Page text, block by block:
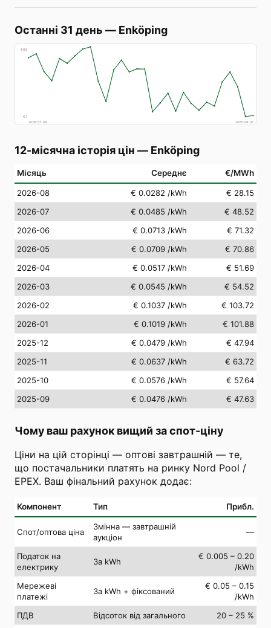
Останні 31 день — Enköping
€83
€7
2026-07-09
2026-08-07
12-місячна історія цін — Enköping
Місяць Середнє €/MWh
2026-08 € 0.0282 /kWh
€ 28.15
2026-07
€ 0.0485 /kWh
€ 48.52
2026-06
€ 0.0713 /kWh
€ 71.32
2026-05
€ 0.0709 /kWh
€ 70.86
2026-04
€ 0.0517 /kWh
€ 51.69
2026-03
€ 0.0545 /kWh
€ 54.52
2026-02
€ 0.1037 /kWh
€ 103.72
2026-01
€ 0.1019 /kWh
€ 101.88
2025-12
€ 0.0479 /kWh
€ 47.94
2025-11
€ 0.0637 /kWh
€ 63.72
2025-10
€ 0.0576 /kWh
€ 57.64
2025-09
€ 0.0476 /kWh € 47.63
Чому ваш рахунок вищий за спот-ціну
Ціни на цій сторінці — оптові завтрашній — те,
що постачальники платять на ринку Nord Pool /
EPEX. Ваш фінальний рахунок додає:
Компонент Тип Прибл.
Спот/оптова ціна
Змінна — завтрашній
аукціон
—
Податок на
електрику
За kWh
€ 0.005 – 0.20
/kWh
Мережеві
платежі
За kWh + фіксований
€ 0.05 – 0.15
/kWh
ПДВ
Відсоток від загального
20 – 25 %